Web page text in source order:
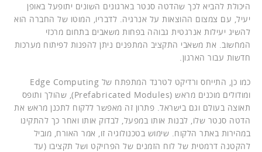
היכולת להביא לכך שהדטה סנטר בארגונים השונים יתופעל באופן
יעיל, עם צמצום ההוצאות על אנרגיה. לדבריו, המוטו של החברה הוא
להשיג יעילות אנרגטית גבוהה בפחות משאבים בתחום מרכזי
המחשוב. את משאבי התקציב המתפנים ניתן להפנות לפיתוח מערכות
חדשות עבור הארגון.
כמו כן, התייחס ורדיקט לטרנד המתפתח של Edge Computing
ומודולים מוכנים מראש (Prefabricated Modules), שהולך ותופס
תאוצה בעולם וגם בישראל. פתרון זה מאפשר ללקוח לתכנן מראש את
הדטה סנטר שלו, לבנות אותו במפעל, לבדוק אותו ואחר כך להתקינו
במהירות באתר הלקוח. שימוש בטכנולוגיה זו, אמר האורח, מוביל
להקטנה דרמטית של לוח הזמנים של הפרויקט ושל תקציבו (עד